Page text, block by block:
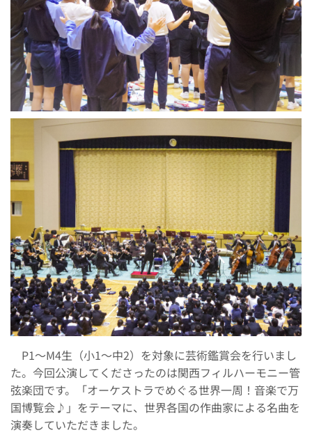
P1～M4生（小1～中2）を対象に芸術鑑賞会を行いまし
た。今回公演してくださったのは関西フィルハーモニー管
弦楽団です。「オーケストラでめぐる世界一周！音楽で万
国博覧会♪」をテーマに、世界各国の作曲家による名曲を
演奏していただきました。